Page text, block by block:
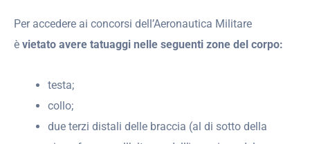
Per accedere ai concorsi dell’Aeronautica Militare
è vietato avere tatuaggi nelle seguenti zone del corpo:
testa;
collo;
due terzi distali delle braccia (al di sotto della